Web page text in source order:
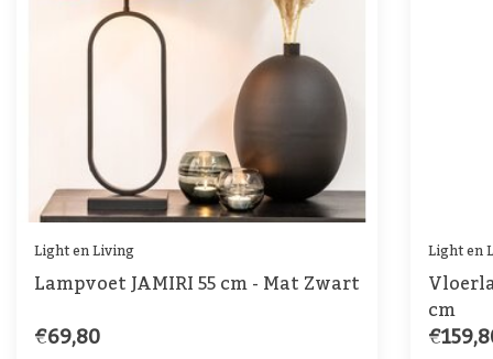
Light en Living
Lampvoet JAMIRI 55 cm - Mat Zwart
€69,80
Light en
cm